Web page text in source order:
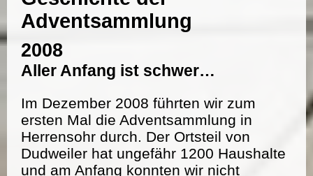
Adventsammlung
2008
Aller Anfang ist schwer…
Im Dezember 2008 führten wir zum
ersten Mal die Adventsammlung in
Herrensohr durch. Der Ortsteil von
Dudweiler hat ungefähr 1200 Haushalte
und am Anfang konnten wir nicht